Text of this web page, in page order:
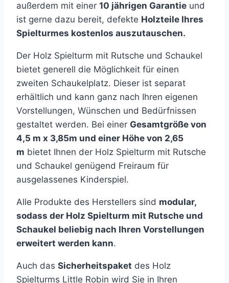
außerdem mit einer 10 jährigen Garantie und
ist gerne dazu bereit, defekte Holzteile Ihres
Spielturmes kostenlos auszutauschen.
Der Holz Spielturm mit Rutsche und Schaukel
bietet generell die Möglichkeit für einen
zweiten Schaukelplatz. Dieser ist separat
erhältlich und kann ganz nach Ihren eigenen
Vorstellungen, Wünschen und Bedürfnissen
gestaltet werden. Bei einer Gesamtgröße von
4,5 m x 3,85m und einer Höhe von 2,65
m bietet Ihnen der Holz Spielturm mit Rutsche
und Schaukel genügend Freiraum für
ausgelassenes Kinderspiel.
Alle Produkte des Herstellers sind modular,
sodass der Holz Spielturm mit Rutsche und
Schaukel beliebig nach Ihren Vorstellungen
erweitert werden kann.
Auch das Sicherheitspaket des Holz
Spielturms Little Robin wird Sie in Ihren